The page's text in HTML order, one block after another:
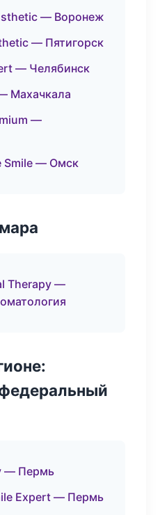
— Воронеж
— Пятигорск
— Челябинск
Махачкала
—
Smile — Омск
Therapy —
— Пермь
Expert — Пермь